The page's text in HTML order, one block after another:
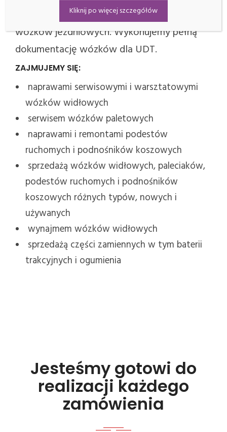
którzy posiadają uprawnienia do konserwacji
wózków jezdniowych. Wykonujemy pełną
dokumentację wózków dla UDT.
ZAJMUJEMY SIĘ:
naprawami serwisowymi i warsztatowymi
wózków widłowych
serwisem wózków paletowych
naprawami i remontami podestów
ruchomych i podnośników koszowych
sprzedażą wózków widłowych, paleciaków,
podestów ruchomych i podnośników
koszowych różnych typów, nowych i
używanych
wynajmem wózków widłowych
sprzedażą części zamiennych w tym baterii
trakcyjnych i ogumienia
Jesteśmy gotowi do
realizacji każdego
zamówienia
Kliknij po więcej szczegółów